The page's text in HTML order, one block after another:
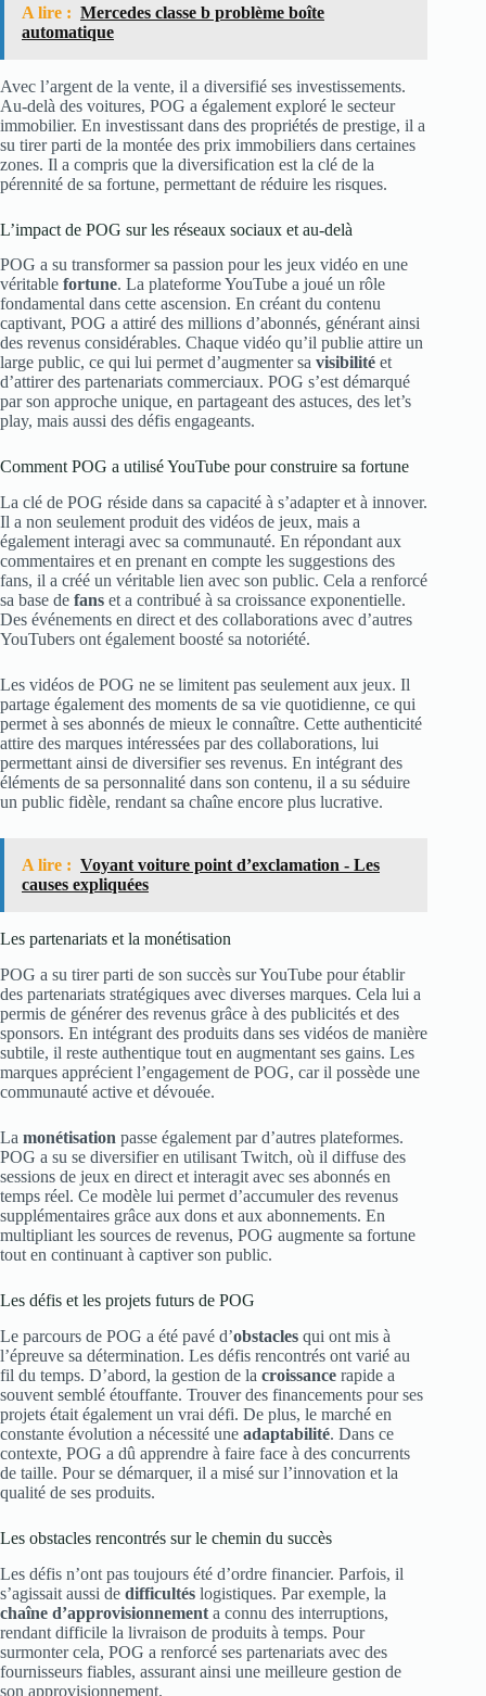
A lire : Mercedes classe b problème boîte
automatique
Avec l’argent de la vente, il a diversifié ses investissements.
Au-delà des voitures, POG a également exploré le secteur
immobilier. En investissant dans des propriétés de prestige, il a
su tirer parti de la montée des prix immobiliers dans certaines
zones. Il a compris que la diversification est la clé de la
pérennité de sa fortune, permettant de réduire les risques.
L’impact de POG sur les réseaux sociaux et au-delà
POG a su transformer sa passion pour les jeux vidéo en une
véritable fortune. La plateforme YouTube a joué un rôle
fondamental dans cette ascension. En créant du contenu
captivant, POG a attiré des millions d’abonnés, générant ainsi
des revenus considérables. Chaque vidéo qu’il publie attire un
large public, ce qui lui permet d’augmenter sa visibilité et
d’attirer des partenariats commerciaux. POG s’est démarqué
par son approche unique, en partageant des astuces, des let’s
play, mais aussi des défis engageants.
Comment POG a utilisé YouTube pour construire sa fortune
La clé de POG réside dans sa capacité à s’adapter et à innover.
Il a non seulement produit des vidéos de jeux, mais a
également interagi avec sa communauté. En répondant aux
commentaires et en prenant en compte les suggestions des
fans, il a créé un véritable lien avec son public. Cela a renforcé
sa base de fans et a contribué à sa croissance exponentielle.
Des événements en direct et des collaborations avec d’autres
YouTubers ont également boosté sa notoriété.
Les vidéos de POG ne se limitent pas seulement aux jeux. Il
partage également des moments de sa vie quotidienne, ce qui
permet à ses abonnés de mieux le connaître. Cette authenticité
attire des marques intéressées par des collaborations, lui
permettant ainsi de diversifier ses revenus. En intégrant des
éléments de sa personnalité dans son contenu, il a su séduire
un public fidèle, rendant sa chaîne encore plus lucrative.
A lire : Voyant voiture point d’exclamation - Les
causes expliquées
Les partenariats et la monétisation
POG a su tirer parti de son succès sur YouTube pour établir
des partenariats stratégiques avec diverses marques. Cela lui a
permis de générer des revenus grâce à des publicités et des
sponsors. En intégrant des produits dans ses vidéos de manière
subtile, il reste authentique tout en augmentant ses gains. Les
marques apprécient l’engagement de POG, car il possède une
communauté active et dévouée.
La monétisation passe également par d’autres plateformes.
POG a su se diversifier en utilisant Twitch, où il diffuse des
sessions de jeux en direct et interagit avec ses abonnés en
temps réel. Ce modèle lui permet d’accumuler des revenus
supplémentaires grâce aux dons et aux abonnements. En
multipliant les sources de revenus, POG augmente sa fortune
tout en continuant à captiver son public.
Les défis et les projets futurs de POG
Le parcours de POG a été pavé d’obstacles qui ont mis à
l’épreuve sa détermination. Les défis rencontrés ont varié au
fil du temps. D’abord, la gestion de la croissance rapide a
souvent semblé étouffante. Trouver des financements pour ses
projets était également un vrai défi. De plus, le marché en
constante évolution a nécessité une adaptabilité. Dans ce
contexte, POG a dû apprendre à faire face à des concurrents
de taille. Pour se démarquer, il a misé sur l’innovation et la
qualité de ses produits.
Les obstacles rencontrés sur le chemin du succès
Les défis n’ont pas toujours été d’ordre financier. Parfois, il
s’agissait aussi de difficultés logistiques. Par exemple, la
chaîne d’approvisionnement a connu des interruptions,
rendant difficile la livraison de produits à temps. Pour
surmonter cela, POG a renforcé ses partenariats avec des
fournisseurs fiables, assurant ainsi une meilleure gestion de
son approvisionnement.